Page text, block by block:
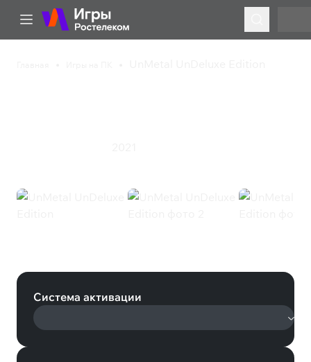
Система активации